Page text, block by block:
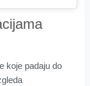
koje padaju do